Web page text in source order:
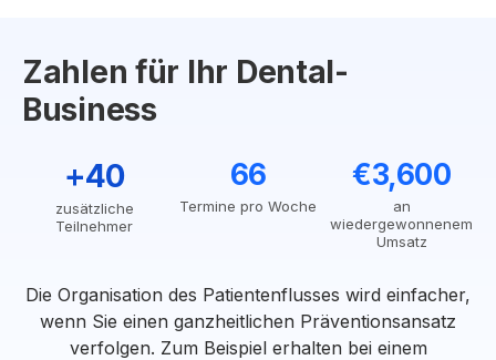
Zahlen für Ihr Dental-
Business
+40
zusätzliche
Teilnehmer
66
Termine pro Woche
€3,600
an
wiedergewonnenem
Umsatz
Die Organisation des Patientenflusses wird einfacher,
wenn Sie einen ganzheitlichen Präventionsansatz
verfolgen. Zum Beispiel erhalten bei einem